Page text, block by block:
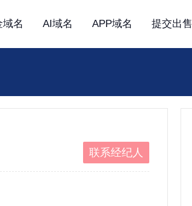
域名 AI域名 APP域名 提交出售
联系经纪人